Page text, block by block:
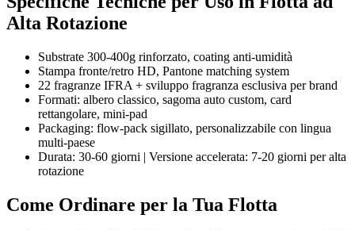
Alta Rotazione
Substrate 300-400g rinforzato, coating anti-umidità
Stampa fronte/retro HD, Pantone matching system
22 fragranze IFRA + sviluppo fragranza esclusiva per brand
Formati: albero classico, sagoma auto custom, card
rettangolare, mini-pad
Packaging: flow-pack sigillato, personalizzabile con lingua
multi-paese
Durata: 30-60 giorni | Versione accelerata: 7-20 giorni per alta
rotazione
Come Ordinare per la Tua Flotta